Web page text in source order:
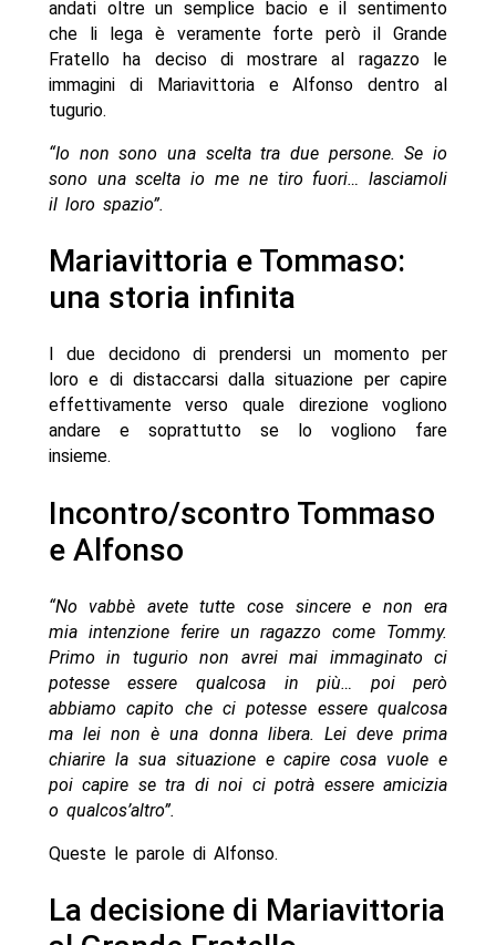
andati oltre un semplice bacio e il sentimento
che li lega è veramente forte però il Grande
Fratello ha deciso di mostrare al ragazzo le
immagini di Mariavittoria e Alfonso dentro al
tugurio.
“Io non sono una scelta tra due persone. Se io
sono una scelta io me ne tiro fuori… lasciamoli
il loro spazio”.
Mariavittoria e Tommaso:
una storia infinita
I due decidono di prendersi un momento per
loro e di distaccarsi dalla situazione per capire
effettivamente verso quale direzione vogliono
andare e soprattutto se lo vogliono fare
insieme.
Incontro/scontro Tommaso
e Alfonso
“No vabbè avete tutte cose sincere e non era
mia intenzione ferire un ragazzo come Tommy.
Primo in tugurio non avrei mai immaginato ci
potesse essere qualcosa in più… poi però
abbiamo capito che ci potesse essere qualcosa
ma lei non è una donna libera. Lei deve prima
chiarire la sua situazione e capire cosa vuole e
poi capire se tra di noi ci potrà essere amicizia
o qualcos’altro”.
Queste le parole di Alfonso.
La decisione di Mariavittoria